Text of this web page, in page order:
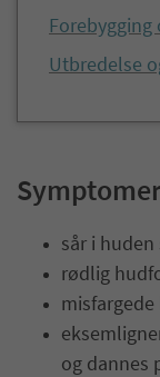
Forebygging
Utbredelse
sår i
rødlig
og dannes